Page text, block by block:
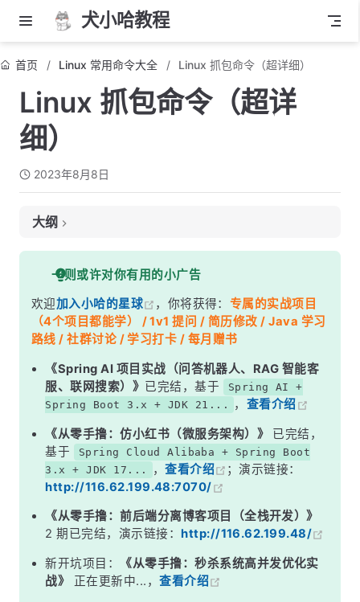
犬小哈教程
首页 Linux 常用命令大全 Linux 抓包命令（超详细）
Linux 抓包命令（超详
细）
2023年8月8日
大纲
1. 使用 tcpdump 命令
抓包并输出到终端
抓包并输出到文件
指定网络接口抓包
2. 使用 tshark 命令
抓包并输出到终端
指定网络接口抓包
3. 使用 wireshark 命令
注意事项：
一则或许对你有用的小广告
欢迎加入小哈的星球 ，你将获得： 专属的实战项目
（4个项目都能学） / 1v1 提问 / 简历修改 / Java 学习
路线 / 社群讨论 / 学习打卡 / 每月赠书
《Spring AI 项目实战（问答机器人、RAG 智能客
服、联网搜索）》 已完结，基于
Spring AI +
Spring Boot 3.x + JDK 21...
， 查看介绍
《从零手撸：仿小红书（微服务架构）》
已完结，
基于
Spring Cloud Alibaba + Spring Boot
3.x + JDK 17...
，查看介绍
；演示链接：
http://116.62.199.48:7070/
《从零手撸：前后端分离博客项目（全栈开发）》
2 期已完结，演示链接： http://116.62.199.48/
新开坑项目：
《从零手撸：秒杀系统高并发优化实
战》
正在更新中...，查看介绍